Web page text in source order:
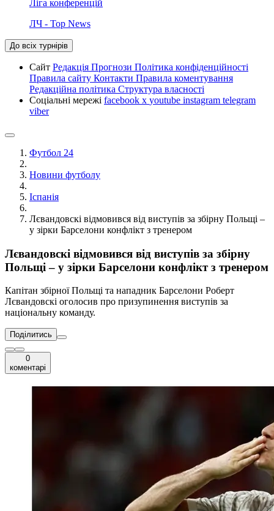
Ліга конференцій
ЛЧ - Top News
До всіх турнірів
Сайт Редакція Прогнози Політика конфіденційності
Правила сайту Контакти Правила коментування
Редакційна політика Структура власності
Соціальні мережі facebook x youtube instagram telegram
viber
Футбол 24
Новини футболу
Іспанія
Лєвандовскі відмовився від виступів за збірну Польщі –
у зірки Барселони конфлікт з тренером
Лєвандовскі відмовився від виступів за збірну
Польщі – у зірки Барселони конфлікт з тренером
Капітан збірної Польщі та нападник Барселони Роберт
Лєвандовскі оголосив про призупинення виступів за
національну команду.
Поділитись
0
коментарі